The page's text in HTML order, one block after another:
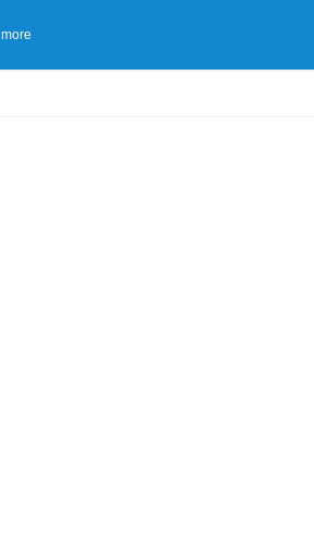
more